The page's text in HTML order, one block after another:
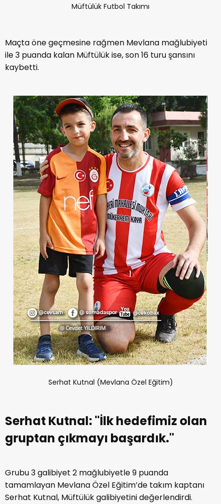
Müftülük Futbol Takımı
Maçta öne geçmesine rağmen Mevlana mağlubiyeti
ile 3 puanda kalan Müftülük ise, son 16 turu şansını
kaybetti.
Serhat Kutnal (Mevlana Özel Eğitim)
Serhat Kutnal: ''İlk hedefimiz olan
gruptan çıkmayı başardık.''
Grubu 3 galibiyet 2 mağlubiyetle 9 puanda
tamamlayan Mevlana Özel Eğitim’de takım kaptanı
Serhat Kutnal, Müftülük galibiyetini değerlendirdi.